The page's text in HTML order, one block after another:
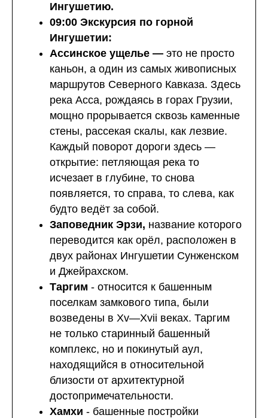
Ингушетию.
09:00 Экскурсия по горной
Ингушетии:
Ассинское ущелье — это не просто
каньон, а один из самых живописных
маршрутов Северного Кавказа. Здесь
река Асса, рождаясь в горах Грузии,
мощно прорывается сквозь каменные
стены, рассекая скалы, как лезвие.
Каждый поворот дороги здесь —
открытие: петляющая река то
исчезает в глубине, то снова
появляется, то справа, то слева, как
будто ведёт за собой.
Заповедник Эрзи, название которого
переводится как орёл, расположен в
двух районах Ингушетии Сунженском
и Джейрахском.
Таргим - относится к башенным
поселкам замкового типа, были
возведены в Xv—Xvii веках. Таргим
не только старинный башенный
комплекс, но и покинутый аул,
находящийся в относительной
близости от архитектурной
достопримечательности.
Хамхи - башенные постройки